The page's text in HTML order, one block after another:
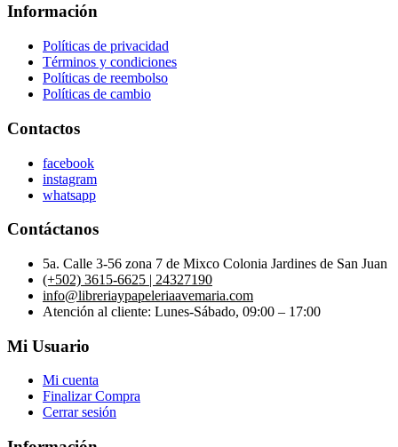
Información
Políticas de privacidad
Términos y condiciones
Políticas de reembolso
Políticas de cambio
Contactos
facebook
instagram
whatsapp
Contáctanos
5a. Calle 3-56 zona 7 de Mixco Colonia Jardines de San Juan
(+502) 3615-6625 | 24327190
info@libreriaypapeleriaavemaria.com
Atención al cliente: Lunes-Sábado, 09:00 – 17:00
Mi Usuario
Mi cuenta
Finalizar Compra
Cerrar sesión